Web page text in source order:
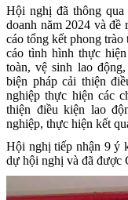
Hội nghị đã thông qua
doanh năm 2024 và đề
cáo tổng kết phong
cáo tình hình thực
toàn, vệ sinh lao
biện pháp cải thiện
nghiệp thực hiện các
thiện điều kiện lao
nghiệp, thực hiện kết
Hội nghị tiếp nhận 9 ý
dự hội nghị và đã được